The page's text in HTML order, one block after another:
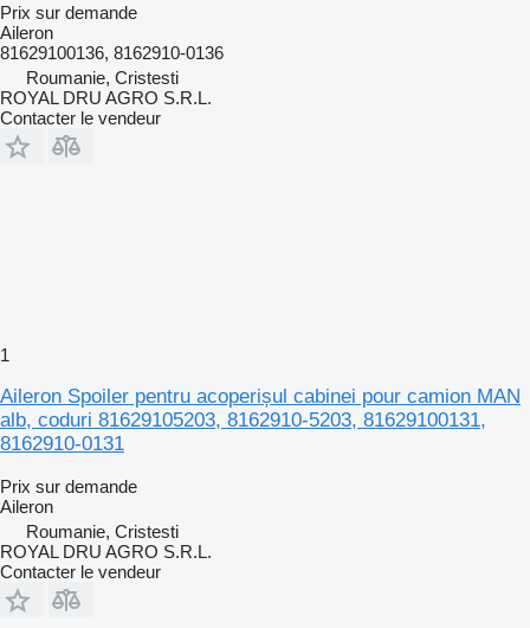
Prix sur demande
Aileron
81629100136, 8162910-0136
Roumanie, Cristesti
ROYAL DRU AGRO S.R.L.
Contacter le vendeur
1
Aileron Spoiler pentru acoperișul cabinei pour camion MAN
alb, coduri 81629105203, 8162910-5203, 81629100131,
8162910-0131
Prix sur demande
Aileron
Roumanie, Cristesti
ROYAL DRU AGRO S.R.L.
Contacter le vendeur